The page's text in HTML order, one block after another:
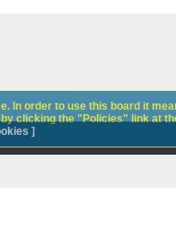
In order to use this board it
clicking the "Policies" link at
]